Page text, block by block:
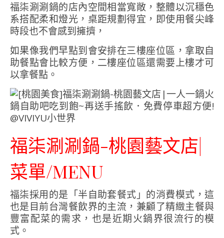
福柒涮涮鍋的店內空間相當寬敞，整體以沉穩色
系搭配柔和燈光，桌距規劃得宜，即使用餐尖峰
時段也不會感到擁擠，
如果像我們早點到會安排在三樓座位區，拿取自
助餐點會比較方便，二樓座位區還需要上樓才可
以拿餐點。
福柒涮涮鍋-桃園藝文店|
菜單/MENU
福柒採用的是「半自助套餐式」的消費模式，這
也是目前台灣餐飲界的主流，兼顧了精緻主餐與
豐富配菜的需求，也是近期火鍋界很流行的模
式。